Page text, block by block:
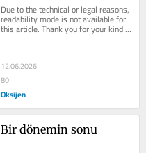
Due to the technical or legal reasons,
readability mode is not available for
this article. Thank you for your kind
12.06.2026
80
Oksijen
Bir dönemin sonu